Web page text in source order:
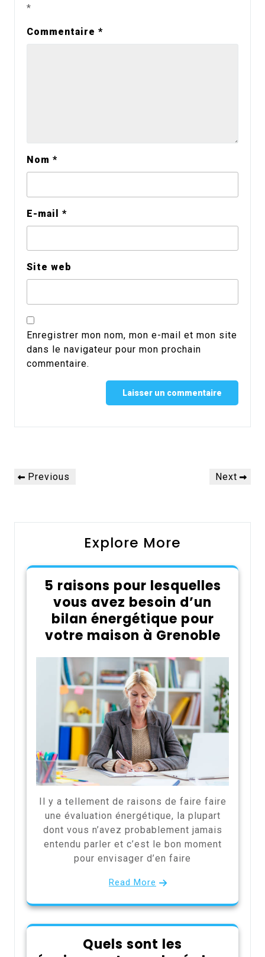
*
Commentaire *
Nom *
E-mail *
Site web
Enregistrer mon nom, mon e-mail et mon site
dans le navigateur pour mon prochain
commentaire.
Navigation
dePrevious
Previous
Next
Next
Explore More
5 raisons pour lesquelles
vous avez besoin d’un
bilan énergétique pour
votre maison à Grenoble
Il y a tellement de raisons de faire faire
une évaluation énergétique, la plupart
dont vous n’avez probablement jamais
entendu parler et c’est le bon moment
pour envisager d’en faire
Read More
Quels sont les